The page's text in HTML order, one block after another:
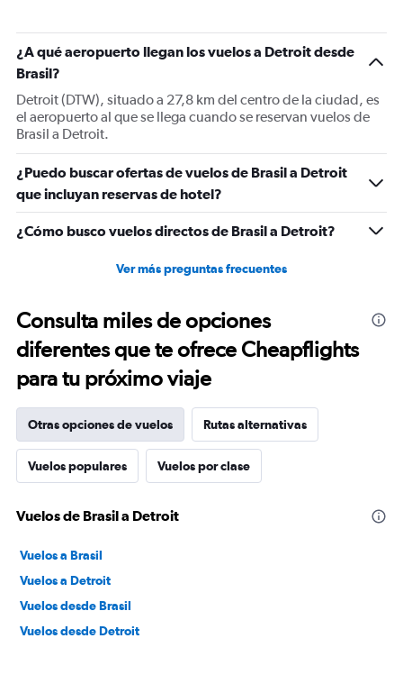
Y
axis
displaying
values.
Range:
0
1500.
¿A qué aeropuerto llegan los vuelos a Detroit desde
Brasil?
Detroit (DTW), situado a 27,8 km del centro de la ciudad, es
el aeropuerto al que se llega cuando se reservan vuelos de
Brasil a Detroit.
¿Puedo buscar ofertas de vuelos de Brasil a Detroit
que incluyan reservas de hotel?
¿Cómo busco vuelos directos de Brasil a Detroit?
Ver más preguntas frecuentes
Consulta miles de opciones
diferentes que te ofrece Cheapflights
para tu próximo viaje
Otras opciones de vuelos Rutas alternativas
Vuelos populares Vuelos por clase
Vuelos de Brasil a Detroit
Vuelos a Brasil
Vuelos a Detroit
Vuelos desde Brasil
Vuelos desde Detroit